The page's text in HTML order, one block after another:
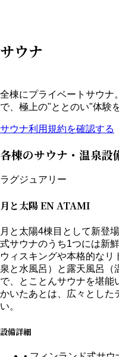
サウナ
全棟にプライベートサウナ
で、極上の"ととのい"体験を
サウナ利用規約を確認する
各棟のサウナ・温泉設
ラグジュアリー
月と太陽 EN ATAMI
月と太陽4棟目として新登
式サウナのうち1つには新
ウィスキングや本格的なリ
泉と水風呂）と露天風呂（
で、とことんサウナを堪能
かいたあとは、広々とした
い。
設備詳細